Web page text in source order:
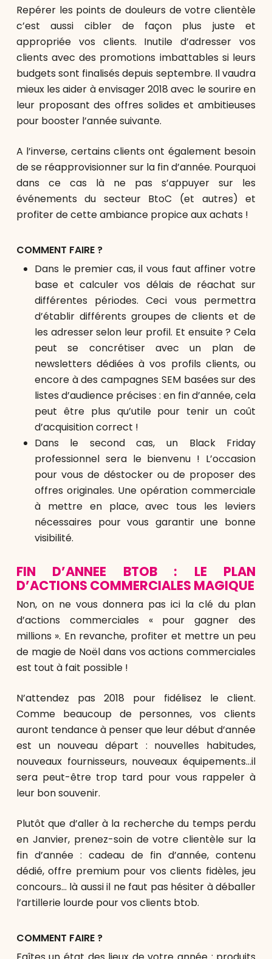
Repérer les points de douleurs de votre clientèle
c’est aussi cibler de façon plus juste et
appropriée vos clients. Inutile d’adresser vos
clients avec des promotions imbattables si leurs
budgets sont finalisés depuis septembre. Il vaudra
mieux les aider à envisager 2018 avec le sourire en
leur proposant des offres solides et ambitieuses
pour booster l’année suivante.
A l’inverse, certains clients ont également besoin
de se réapprovisionner sur la fin d’année. Pourquoi
dans ce cas là ne pas s’appuyer sur les
événements du secteur BtoC (et autres) et
profiter de cette ambiance propice aux achats !
COMMENT FAIRE ?
Dans le premier cas, il vous faut affiner votre
base et calculer vos délais de réachat sur
différentes périodes. Ceci vous permettra
d’établir différents groupes de clients et de
les adresser selon leur profil. Et ensuite ? Cela
peut se concrétiser avec un plan de
newsletters dédiées à vos profils clients, ou
encore à des campagnes SEM basées sur des
listes d’audience précises : en fin d’année, cela
peut être plus qu’utile pour tenir un coût
d’acquisition correct !
Dans le second cas, un Black Friday
professionnel sera le bienvenu ! L’occasion
pour vous de déstocker ou de proposer des
offres originales. Une opération commerciale
à mettre en place, avec tous les leviers
nécessaires pour vous garantir une bonne
visibilité.
FIN D’ANNEE BTOB : LE PLAN
D’ACTIONS COMMERCIALES MAGIQUE
Non, on ne vous donnera pas ici la clé du plan
d’actions commerciales « pour gagner des
millions ». En revanche, profiter et mettre un peu
de magie de Noël dans vos actions commerciales
est tout à fait possible !
N’attendez pas 2018 pour fidélisez le client.
Comme beaucoup de personnes, vos clients
auront tendance à penser que leur début d’année
est un nouveau départ : nouvelles habitudes,
nouveaux fournisseurs, nouveaux équipements…il
sera peut-être trop tard pour vous rappeler à
leur bon souvenir.
Plutôt que d’aller à la recherche du temps perdu
en Janvier, prenez-soin de votre clientèle sur la
fin d’année : cadeau de fin d’année, contenu
dédié, offre premium pour vos clients fidèles, jeu
concours… là aussi il ne faut pas hésiter à déballer
l’artillerie lourde pour vos clients btob.
COMMENT FAIRE ?